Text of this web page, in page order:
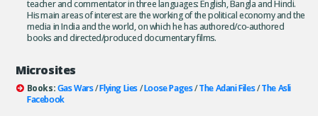
teacher and commentator in three languages: English, Bangla and Hindi.
His main areas of interest are the working of the political economy and the
media in India and the world, on which he has authored/co-authored
books and directed/produced documentary films.
Microsites
Books:Gas Wars/Flying Lies/Loose Pages/The Adani Files/The Asli
Facebook